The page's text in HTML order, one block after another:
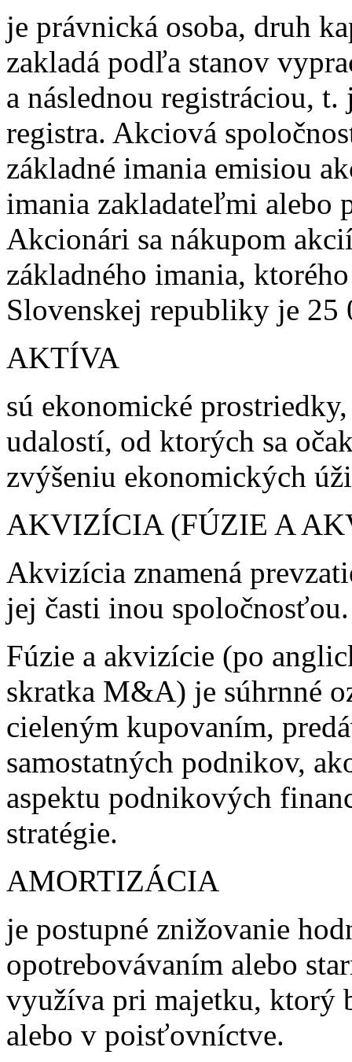
je právnická osoba, druh
zakladá podľa stanov
a následnou registráciou,
registra. Akciová
základné imania emisiou
imania zakladateľmi alebo
Akcionári sa nákupom
základného imania,
Slovenskej republiky je
AKTÍVA
sú ekonomické
udalostí, od ktorých sa
zvýšeniu ekonomických
AKVIZÍCIA (FÚZIE A
Akvizícia znamená
jej časti inou spoločnosťou.
Fúzie a akvizície (po
skratka M&A) je súhrnné
cieleným kupovaním,
samostatných podnikov,
aspektu podnikových
stratégie.
AMORTIZÁCIA
je postupné znižovanie
opotrebovávaním alebo
využíva pri majetku, ktorý
alebo v poisťovníctve.